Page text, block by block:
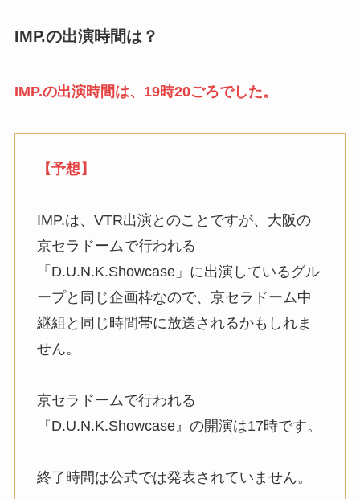
IMP.の出演時間は？
IMP.の出演時間は、19時20ごろでした。
【予想】
IMP.は、VTR出演とのことですが、大阪の
京セラドームで行われる
「D.U.N.K.Showcase」に出演しているグル
ープと同じ企画枠なので、京セラドーム中
継組と同じ時間帯に放送されるかもしれま
せん。
京セラドームで行われる
『D.U.N.K.Showcase』の開演は17時です。
終了時間は公式では発表されていません。